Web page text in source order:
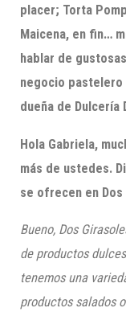
placer; Torta
Maicena, en fin…
hablar de
negocio pastelero
dueña de Dulcería
Hola Gabriela,
más de ustedes.
se ofrecen en
Bueno, Dos
de productos
tenemos una
productos salados